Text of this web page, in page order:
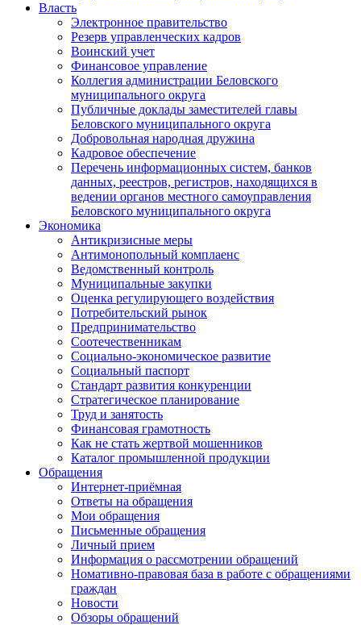
Власть
Электронное правительство
Резерв управленческих кадров
Воинский учет
Финансовое управление
Коллегия администрации Беловского
муниципального округа
Публичные доклады заместителей главы
Беловского муниципального округа
Добровольная народная дружина
Кадровое обеспечение
Перечень информационных систем, банков
данных, реестров, регистров, находящихся в
ведении органов местного самоуправления
Беловского муниципального округа
Экономика
Антикризисные меры
Антимонопольный комплаенс
Ведомственный контроль
Муниципальные закупки
Оценка регулирующего воздействия
Потребительский рынок
Предпринимательство
Соотечественникам
Социально-экономическое развитие
Социальный паспорт
Стандарт развития конкуренции
Стратегическое планирование
Труд и занятость
Финансовая грамотность
Как не стать жертвой мошенников
Каталог промышленной продукции
Обращения
Интернет-приёмная
Ответы на обращения
Мои обращения
Письменные обращения
Личный прием
Информация о рассмотрении обращений
Номативно-правовая база в работе с обращениями
граждан
Новости
Обзоры обращений